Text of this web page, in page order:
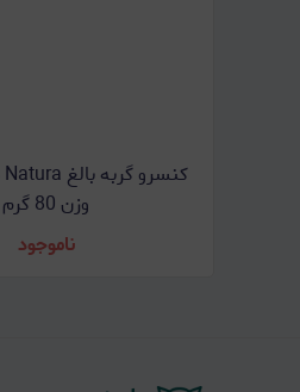
وزن 80 گرم
ناموجود